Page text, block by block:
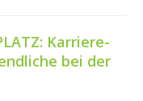
Karriere-
bei der